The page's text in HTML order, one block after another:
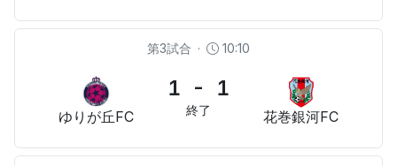
第3試合 · 10:10
ゆりが丘FC
1 - 1
終了 花巻銀河FC